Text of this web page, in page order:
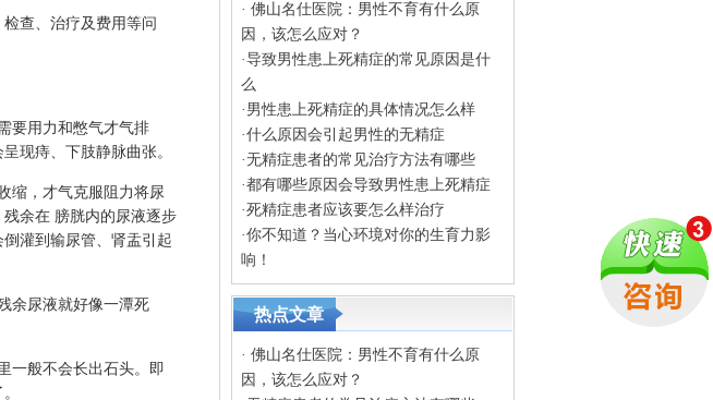
查、治疗及费用等问
要用力和憋气才气排
现痔、下肢静脉曲张。
缩，才气克服阻力将尿
余在 膀胱内的尿液逐步
灌到输尿管、肾盂引起
余尿液就好像一潭死
一般不会长出石头。即
· 佛山名仕医院：男性不育有什么原
因，该怎么应对？
·导致男性患上死精症的常见原因是什
么
· 男性患上死精症的具体情况怎么样
·什么原因会引起男性的无精症
·无精症患者的常见治疗方法有哪些
·都有哪些原因会导致男性患上死精症
·死精症患者应该要怎么样治疗
·你不知道？当心环境对你的生育力影
响！
热点文章
· 佛山名仕医院：男性不育有什么原
因，该怎么应对？